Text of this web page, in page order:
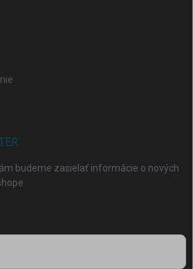
budeme zasielať informácie o nových